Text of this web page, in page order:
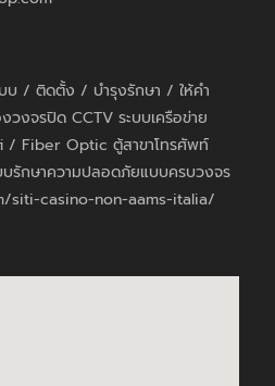
บ / ติดตั้ง / บำรุงรักษา / ให้คำ
งจรปิด CCTV ระบบเครือข่าย
Fiber Optic ตู้สาขาโทรศัพท์
บรักษาความปลอดภัยแบบครบวงจร
siti-casino-non-aams-italia/